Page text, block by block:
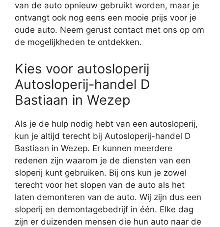
van de auto opnieuw gebruikt worden, maar je
ontvangt ook nog eens een mooie prijs voor je
oude auto. Neem gerust contact met ons op om
de mogelijkheden te ontdekken.
Kies voor autosloperij
Autosloperij-handel D
Bastiaan in Wezep
Als je de hulp nodig hebt van een autosloperij,
kun je altijd terecht bij Autosloperij-handel D
Bastiaan in Wezep. Er kunnen meerdere
redenen zijn waarom je de diensten van een
sloperij kunt gebruiken. Bij ons kun je zowel
terecht voor het slopen van de auto als het
laten demonteren van de auto. Wij zijn dus een
sloperij en demontagebedrijf in één. Elke dag
zijn er duizenden mensen die hun auto naar de